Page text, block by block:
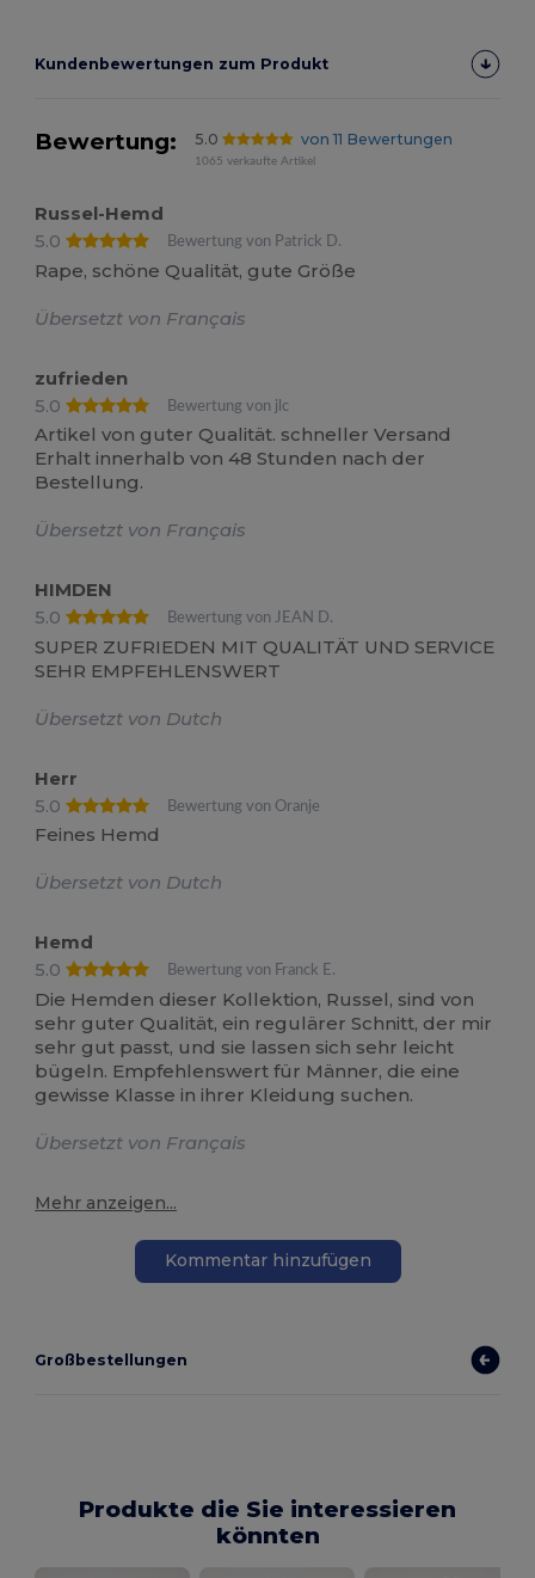
Kundenbewertungen zum Produkt
Bewertung: 5.0 von 11 Bewertungen
1065 verkaufte Artikel
Russel-Hemd
5.0
Bewertung von Patrick D.
Rape, schöne Qualität, gute Größe
Übersetzt von Français
zufrieden
5.0
Bewertung von jlc
Artikel von guter Qualität. schneller Versand
Erhalt innerhalb von 48 Stunden nach der
Bestellung.
Übersetzt von Français
HIMDEN
5.0
Bewertung von JEAN D.
SUPER ZUFRIEDEN MIT QUALITÄT UND SERVICE
SEHR EMPFEHLENSWERT
Übersetzt von Dutch
Herr
5.0
Bewertung von Oranje
Feines Hemd
Übersetzt von Dutch
Hemd
5.0
Bewertung von Franck E.
Die Hemden dieser Kollektion, Russel, sind von
sehr guter Qualität, ein regulärer Schnitt, der mir
sehr gut passt, und sie lassen sich sehr leicht
bügeln. Empfehlenswert für Männer, die eine
gewisse Klasse in ihrer Kleidung suchen.
Übersetzt von Français
Mehr anzeigen...
Kommentar hinzufügen
Großbestellungen
Produkte die Sie interessieren
könnten